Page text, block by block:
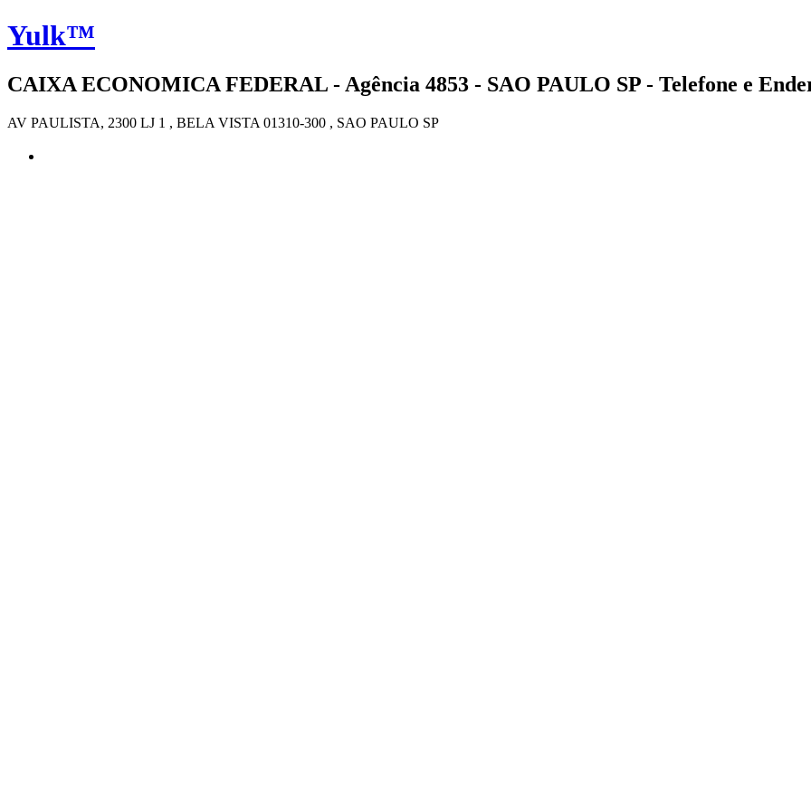
Yulk™
CAIXA ECONOMICA FEDERAL - Agência 4853 - SAO PAULO SP - Telefone e
AV PAULISTA, 2300 LJ 1 , BELA VISTA 01310-300 , SAO PAULO SP